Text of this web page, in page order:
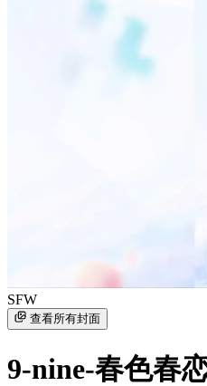
SFW
查看所有封面
9-nine-春色春